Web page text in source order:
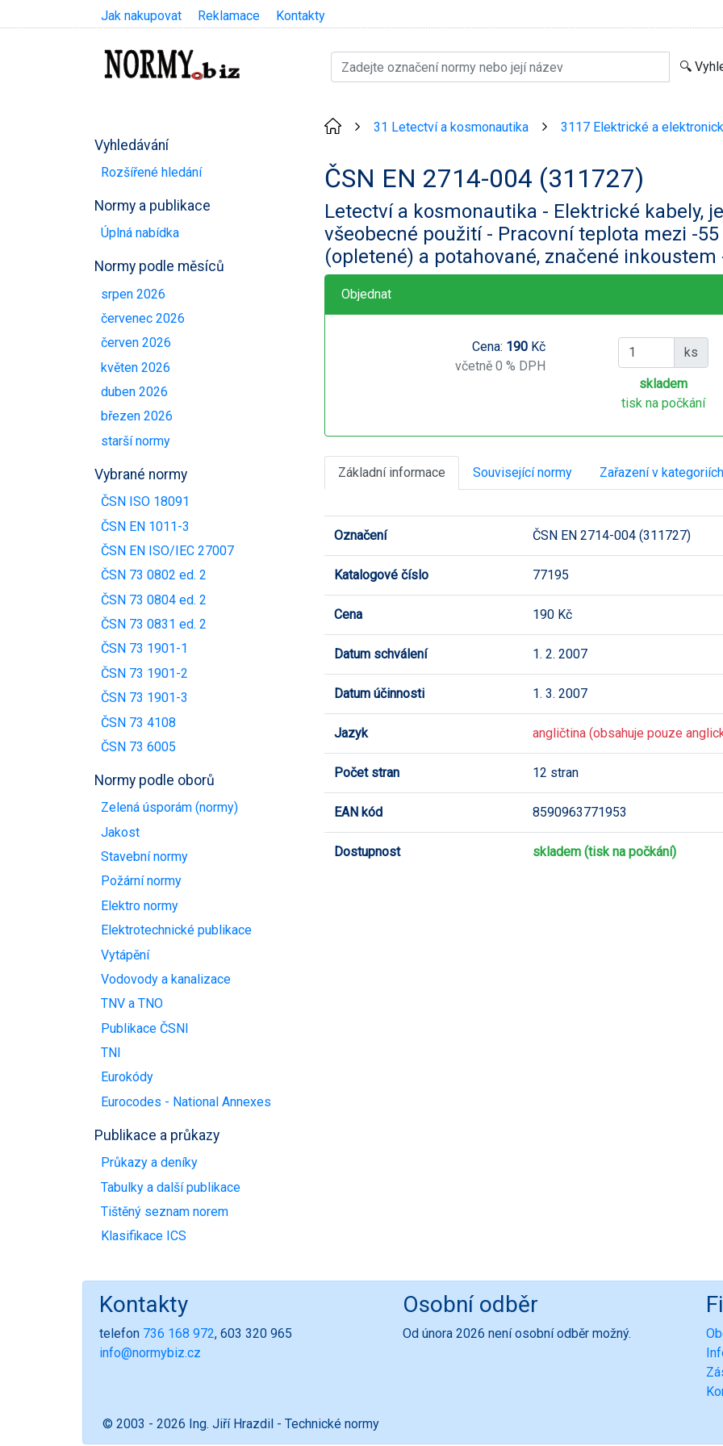
Jak nakupovat Reklamace Kontakty
Vyhledávání
Rozšířené hledání
Normy a publikace
Úplná nabídka
Normy podle měsíců
srpen 2026
červenec 2026
červen 2026
květen 2026
duben 2026
březen 2026
starší normy
Vybrané normy
ČSN ISO 18091
ČSN EN 1011-3
ČSN EN ISO/IEC 27007
ČSN 73 0802 ed. 2
ČSN 73 0804 ed. 2
ČSN 73 0831 ed. 2
ČSN 73 1901-1
ČSN 73 1901-2
ČSN 73 1901-3
ČSN 73 4108
ČSN 73 6005
Normy podle oborů
Zelená úsporám (normy)
Jakost
Stavební normy
Požární normy
Elektro normy
Elektrotechnické publikace
Vytápění
Vodovody a kanalizace
TNV a TNO
Publikace ČSNI
TNI
Eurokódy
Eurocodes - National Annexes
Publikace a průkazy
Průkazy a deníky
Tabulky a další publikace
Tištěný seznam norem
Klasifikace ICS
31 Letectví a kosmonautika 3117 Elektrické a
ČSN EN 2714-004 (311727)
Letectví a kosmonautika - Elektrické kabely,
všeobecné použití - Pracovní teplota mezi -55
(opletené) a potahované, značené
Objednat
Cena: 190Kč
včetně 0 % DPH
ks
skladem
tisk na počkání
Základní informace Související normy Zařazení v kategoriích
Označení ČSN EN 2714-004 (311727)
Katalogové číslo 77195
Cena 190 Kč
Datum schválení 1. 2. 2007
Datum účinnosti 1. 3. 2007
Jazyk angličtina (obsahuje pouze
Počet stran 12 stran
EAN kód 8590963771953
Dostupnost skladem (tisk na počkání)
Kontakty
telefon 736 168 972, 603 320 965
info@normybiz.cz
Osobní odběr
Od února 2026 není osobní odběr možný.
© 2003 - 2026 Ing. Jiří Hrazdil - Technické normy